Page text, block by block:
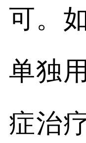
可。
单独
症治疗